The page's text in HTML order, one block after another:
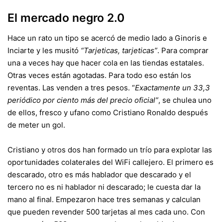
El mercado negro 2.0
Hace un rato un tipo se acercó de medio lado a Ginoris e
Inciarte y les musitó “Tarjeticas, tarjeticas”. Para comprar
una a veces hay que hacer cola en las tiendas estatales.
Otras veces están agotadas. Para todo eso están los
reventas. Las venden a tres pesos. “Exactamente un 33,3
periódico por ciento más del precio oficial”, se chulea uno
de ellos, fresco y ufano como Cristiano Ronaldo después
de meter un gol.
Cristiano y otros dos han formado un trío para explotar las
oportunidades colaterales del WiFi callejero. El primero es
descarado, otro es más hablador que descarado y el
tercero no es ni hablador ni descarado; le cuesta dar la
mano al final. Empezaron hace tres semanas y calculan
que pueden revender 500 tarjetas al mes cada uno. Con